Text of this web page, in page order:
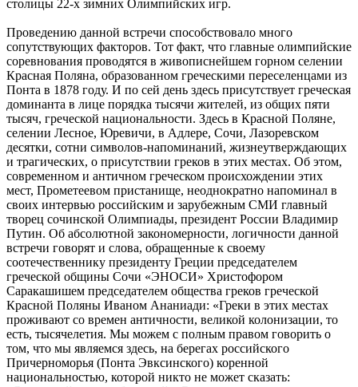
столицы 22-х зимних Олимпийских игр.
Проведению данной встречи способствовало много
сопутствующих факторов. Тот факт, что главные олимпийские
соревнования проводятся в живописнейшем горном селении
Красная Поляна, образованном греческими переселенцами из
Понта в 1878 году. И по сей день здесь присутствует греческая
доминанта в лице порядка тысячи жителей, из общих пяти
тысяч, греческой национальности. Здесь в Красной Поляне,
селении Лесное, Юревичи, в Адлере, Сочи, Лазоревском
десятки, сотни символов-напоминаний, жизнеутверждающих
и трагических, о присутствии греков в этих местах. Об этом,
современном и античном греческом происхождении этих
мест, Прометеевом пристанище, неоднократно напоминал в
своих интервью российским и зарубежным СМИ главный
творец сочинской Олимпиады, президент России Владимир
Путин. Об абсолютной закономерности, логичности данной
встречи говорят и слова, обращенные к своему
соотечественнику президенту Греции председателем
греческой общины Сочи «ЭНОСИ» Христофором
Саракашишем председателем общества греков греческой
Красной Поляны Иваном Ананиади: «Греки в этих местах
проживают со времен античности, великой колонизации, то
есть, тысячелетия. Мы можем с полным правом говорить о
том, что мы являемся здесь, на берегах российского
Причерноморья (Понта Эвксинского) коренной
национальностью, которой никто не может сказать: